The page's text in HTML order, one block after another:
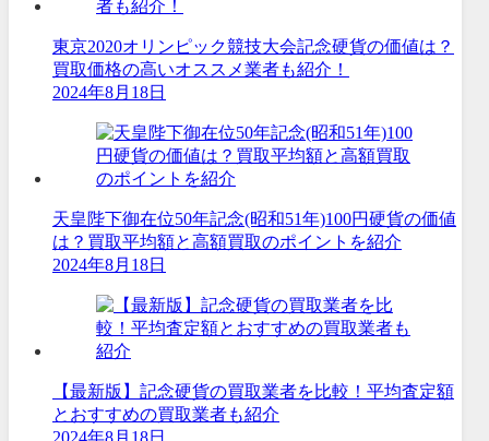
東京2020オリンピック競技大会記念硬貨の価値は？
買取価格の高いオススメ業者も紹介！
2024年8月18日
天皇陛下御在位50年記念(昭和51年)100円硬貨の価値
は？買取平均額と高額買取のポイントを紹介
2024年8月18日
【最新版】記念硬貨の買取業者を比較！平均査定額
とおすすめの買取業者も紹介